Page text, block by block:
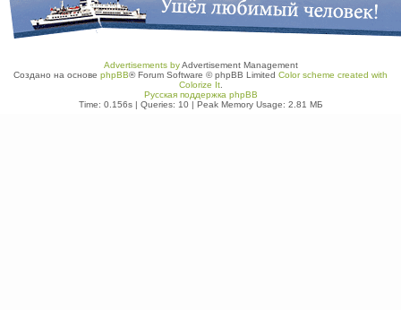
Advertisements byAdvertisement Management
Создано на основе phpBB® Forum Software © phpBB Limited Color scheme created with
Colorize It.
Русская поддержка phpBB
Time: 0.156s| Queries: 10| Peak Memory Usage: 2.81 МБ